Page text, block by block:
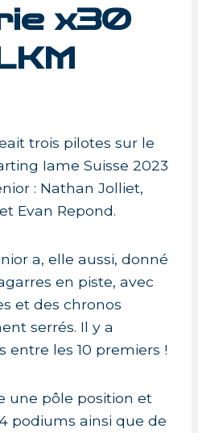
x30
trois pilotes sur le
Iame Suisse 2023
: Nathan Jolliet,
Evan Repond.
a, elle aussi, donné
en piste, avec
et des chronos
serrés. Il y a
entre les 10 premiers !
une pôle position et
podiums ainsi que de